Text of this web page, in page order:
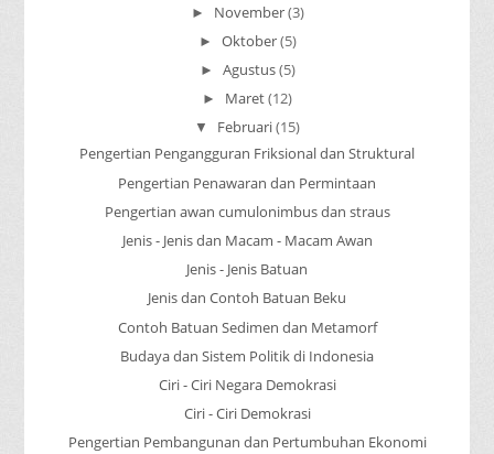
► November(3)
► Oktober(5)
► Agustus(5)
► Maret(12)
▼ Februari(15)
Pengertian Pengangguran Friksional dan Struktural
Pengertian Penawaran dan Permintaan
Pengertian awan cumulonimbus dan straus
Jenis - Jenis dan Macam - Macam Awan
Jenis - Jenis Batuan
Jenis dan Contoh Batuan Beku
Contoh Batuan Sedimen dan Metamorf
Budaya dan Sistem Politik di Indonesia
Ciri - Ciri Negara Demokrasi
Ciri - Ciri Demokrasi
Pengertian Pembangunan dan Pertumbuhan Ekonomi